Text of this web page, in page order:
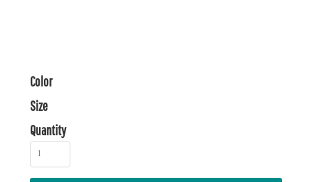
Color
Size
Quantity